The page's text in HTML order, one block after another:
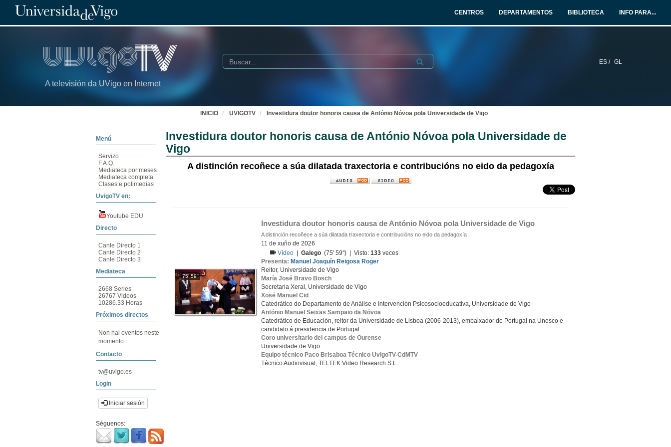
CENTROS DEPARTAMENTOS BIBLIOTECA INFO PARA...
A televisión da UVigo en Internet
ES / GL
Buscar Submit
INICIO UVIGOTV Investidura doutor honoris causa de António Nóvoa pola Universidade de Vigo
Menú
Servizo
F.A.Q.
Mediateca por meses
Mediateca completa
Clases e polimedias
UvigoTV en:
Youtube EDU
Directo
Canle Directo 1
Canle Directo 2
Canle Directo 3
Mediateca
2668 Series
26767 Videos
10286.33 Horas
Próximos directos
Non hai eventos neste
momento
Contacto
tv@uvigo.es
Login
Iniciar sesión
Séguenos:
Investidura doutor honoris causa de António Nóvoa pola Universidade de
Vigo
A distinción recoñece a súa dilatada traxectoria e contribucións no eido da pedagoxía
75' 59''
Investidura doutor honoris causa de António Nóvoa pola Universidade de Vigo
A distinción recoñece a súa dilatada traxectoria e contribucións no eido da pedagoxía
11 de xuño de 2026
Vídeo
|Galego (75' 59'') | Visto:133 veces
Presenta: Manuel Joaquín Reigosa Roger
Reitor, Universidade de Vigo
María José Bravo Bosch
Secretaria Xeral, Universidade de Vigo
Xosé Manuel Cid
Catedrático do Departamento de Análise e Intervención Psicosocioeducativa, Universidade de Vigo
António Manuel Seixas Sampaio da Nóvoa
Catedrático de Educación, reitor da Universidade de Lisboa (2006-2013), embaixador de Portugal na Unesco e
candidato á presidencia de Portugal
Coro universitario del campus de Ourense
Universidade de Vigo
Equipo técnico Paco Brisaboa TécnIco UvigoTV-CdMTV
Técnico Audiovisual, TELTEK Video Research S.L.